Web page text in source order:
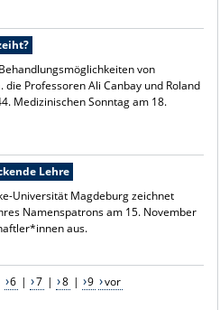
von
Professoren Ali Canbay und Roland
Medizinischen Sonntag am 18.
Lehre
Universität Magdeburg zeichnet
Namenspatrons am 15. November
aus.
6 | 7 | 8 | 9 vor